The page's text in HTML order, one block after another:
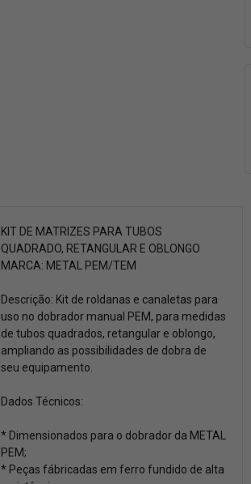
KIT DE MATRIZES PARA TUBOS
QUADRADO, RETANGULAR E OBLONGO
MARCA: METAL PEM/TEM
Descrição: Kit de roldanas e canaletas para
uso no dobrador manual PEM, para medidas
de tubos quadrados, retangular e oblongo,
ampliando as possibilidades de dobra de
seu equipamento.
Dados Técnicos:
* Dimensionados para o dobrador da METAL
PEM;
* Peças fábricadas em ferro fundido de alta